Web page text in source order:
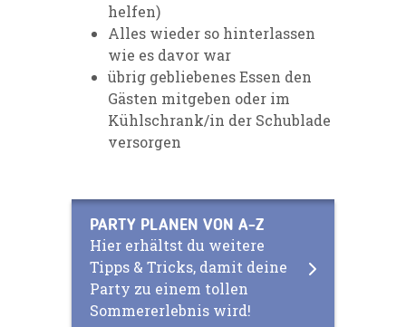
helfen)
Alles wieder so hinterlassen
wie es davor war
übrig gebliebenes Essen den
Gästen mitgeben oder im
Kühlschrank/in der Schublade
versorgen
PARTY PLANEN VON A-Z
Hier erhältst du weitere
Tipps & Tricks, damit deine
Party zu einem tollen
Sommererlebnis wird!